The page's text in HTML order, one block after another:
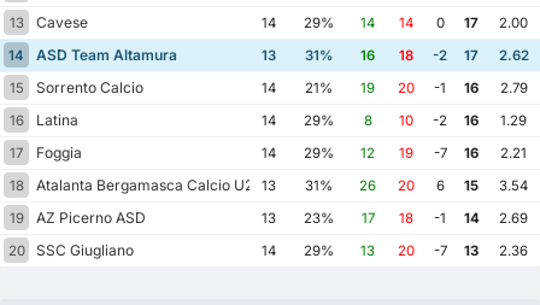
13
Cavese 14 29% 14 14 0 17
2.00
14
ASD Team Altamura 13 31% 16 18 -2 17
2.62
15
Sorrento Calcio 14 21% 19 20 -1 16
2.79
16
Latina 14 29% 8 10 -2 16
1.29
17
Foggia 14 29% 12 19 -7 16
2.21
18
Atalanta Bergamasca Calcio U23 13 31% 26 20 6 15
3.54
19
AZ Picerno ASD 13 23% 17 18 -1 14
2.69
20
SSC Giugliano 14 29% 13 20 -7 13 2.36